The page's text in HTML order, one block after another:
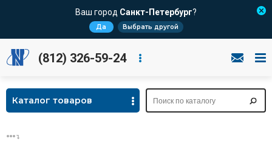
Ваш город Санкт-Петербург?
Да Выбрать другой
(812) 326-59-24
Каталог товаров